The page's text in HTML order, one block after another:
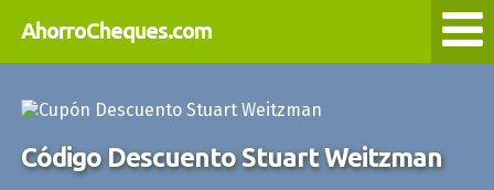
AhorroCheques.com
Código Descuento Stuart Weitzman